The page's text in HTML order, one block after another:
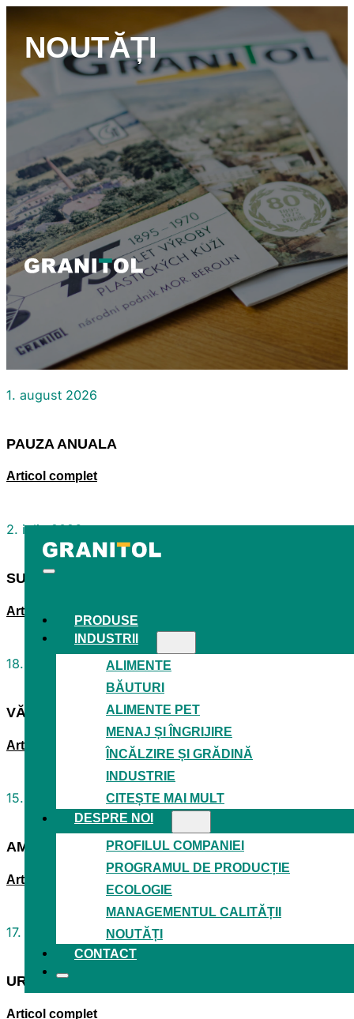
PRODUSE
INDUSTRII
ALIMENTE
BĂUTURI
ALIMENTE PET
MENAJ ȘI ÎNGRIJIRE
ÎNCĂLZIRE ȘI GRĂDINĂ
INDUSTRIE
CITEȘTE MAI MULT
DESPRE NOI
PROFILUL COMPANIEI
PROGRAMUL DE PRODUCȚIE
ECOLOGIE
MANAGEMENTUL CALITĂȚII
NOUTĂȚI
CONTACT
NOUTĂȚI
1. august 2026
PAUZA ANUALA
Articol complet
2. iulie 2026
SUNTEM MEMBRU AL ASOCIAȚIEI INDUSTRIEI DE
Articol complet
18. mai 2026
VĂ MULȚUMIM PENTRU INTERZOO 2026
Articol complet
15. mai 2026
AM CÂȘTIGAT PREMIUL WORLDSTAR
Articol complet
17. aprilie 2026
URMĂRIM TENDINȚELE ÎN PROCESELE DE
Articol complet